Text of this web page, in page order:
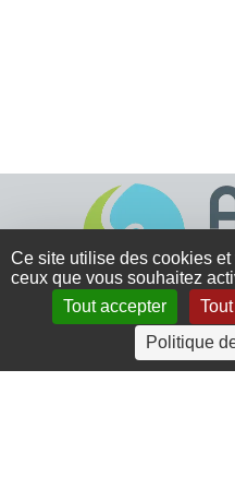
4 rue Crec’h-Ugen
22810 Belle Isle en
Ce site utilise des cookies
ceux que vous souhaitez
Tout accepter
Politique